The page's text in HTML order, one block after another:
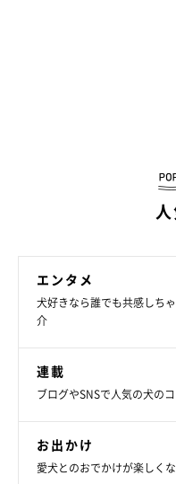
教
エンタメ
犬好きなら誰でも共感しち
介
連載
ブログやSNSで人気の犬の
お出かけ
愛犬とのおでかけが楽しく